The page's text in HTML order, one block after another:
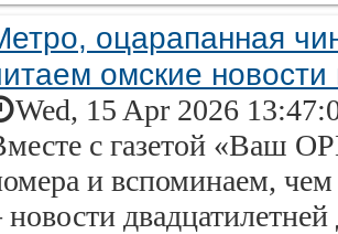
оцарапанная
омские новости
Wed, 15 Apr 2026
с газетой «Ваш
и вспоминаем,
новости двадцатилетней